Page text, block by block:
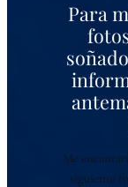
Para
Me
siguiente